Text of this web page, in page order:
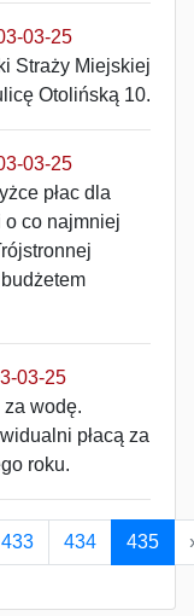
03-25
Straży Miejskiej
Otolińską 10.
03-25
płac dla
o co najmniej
03-25
wodę.
płacą za
roku.
433 434 435 ›